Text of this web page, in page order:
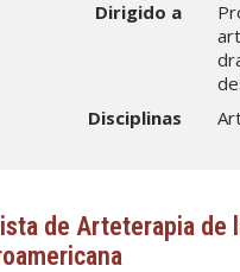
Dirigido a
Disciplinas
de Arteterapia de